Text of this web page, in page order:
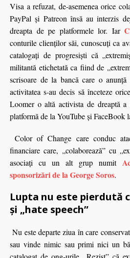
Visa a refuzat, de-asemenea orice
PayPal şi Patreon însă au interzis
dreapta de pe platformele lor. Iar
conturile clienţilor săi, cunoscuți ca
catalogaţi de progresişti că
militantă etichetată ca fiind de
scrisoare de la bancă care o
activitatea s-au decis să înceteze
Loomer o altă activista de dreaptă
platformă de la YouTube şi FaceBook
Color of Change care conduc
financiare care, „colaborează” cu
asociaţi cu un alt grup numit
sponsorizări de la George Soros.
Lupta nu este pierdută
şi „hate speech”
Nu este departe ziua în care
sau vinde nimic sau primi nici un